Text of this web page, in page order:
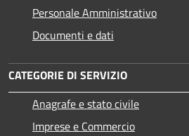
Personale Amministrativo
Documenti e dati
CATEGORIE DI SERVIZIO
Anagrafe e stato civile
Imprese e Commercio